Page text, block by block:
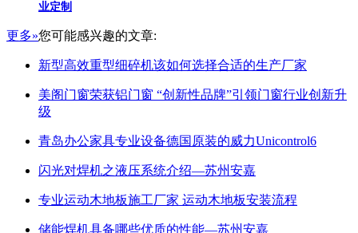
业定制
更多»您可能感兴趣的文章:
新型高效重型细碎机该如何选择合适的生产厂家
美阁门窗荣获铝门窗 “创新性品牌”引领门窗行业创新升
级
青岛办公家具专业设备德国原装的威力Unicontrol6
闪光对焊机之液压系统介绍—苏州安嘉
专业运动木地板施工厂家 运动木地板安装流程
储能焊机具备哪些优质的性能—苏州安嘉